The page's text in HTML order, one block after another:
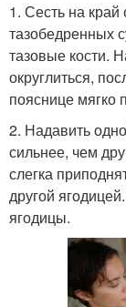
1. Сесть на
тазобедренных
тазовые кости.
округлиться,
пояснице мягко
2. Надавить
сильнее, чем
слегка
другой
ягодицы.